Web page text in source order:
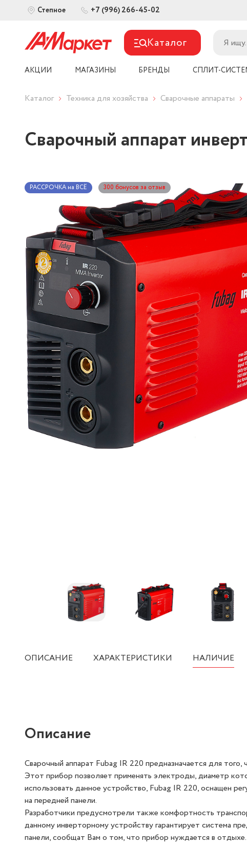
Степное +7 (996) 266-45-02
Каталог
АКЦИИ МАГАЗИНЫ БРЕНДЫ СПЛИТ-
Каталог Техника для хозяйства Сварочные аппараты
Сварочный аппарат
РАССРОЧКА на ВСЁ 300 бонусов за отзыв
ОПИСАНИЕ ХАРАКТЕРИСТИКИ НАЛИЧИЕ
Описание
Сварочный аппарат Fubag IR 220 предназначается для
Этот прибор позволяет применять электроды, диаметр
использовать данное устройство, Fubag IR 220, оснащен
на передней панели.
Разработчики предусмотрели также комфортность
данному инверторному устройству гарантирует система
панели, сообщат Вам о том, что прибор нуждается в отдыхе.